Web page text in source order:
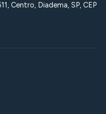
Centro, Diadema, SP, CEP